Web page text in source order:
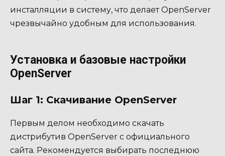
инсталляции в систему, что делает OpenServer
чрезвычайно удобным для использования.
Установка и базовые настройки
OpenServer
Шаг 1: Скачивание OpenServer
Первым делом необходимо скачать
дистрибутив OpenServer с официального
сайта. Рекомендуется выбирать последнюю